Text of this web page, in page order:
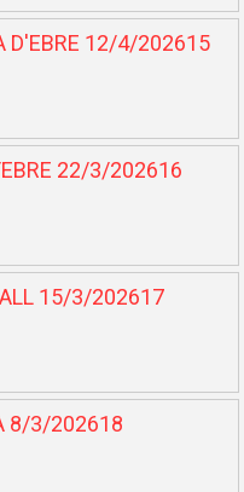
D'EBRE 12/4/202615
22/3/202616
15/3/202617
8/3/202618